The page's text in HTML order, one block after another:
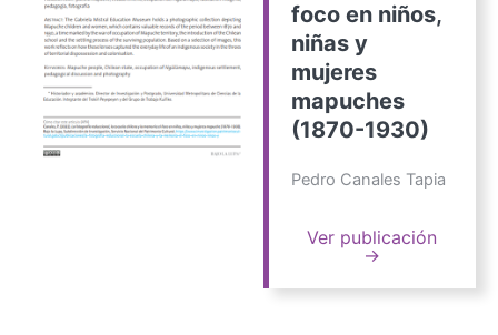
foco en niños,
niñas y
mujeres
mapuches
(1870-1930)
Pedro Canales Tapia
Ver publicación
→